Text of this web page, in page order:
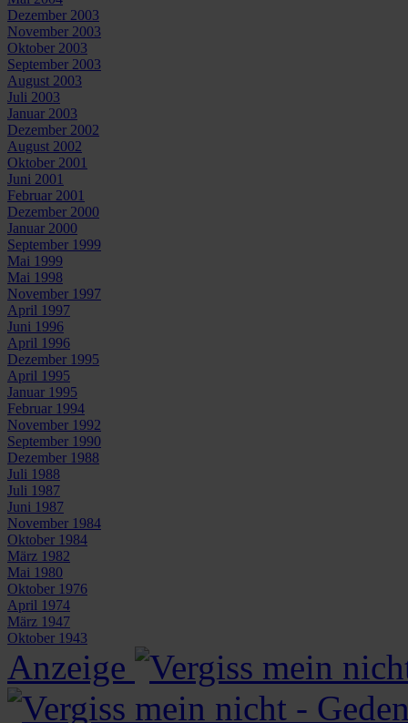
Dezember 2003
November 2003
Oktober 2003
September 2003
August 2003
Juli 2003
Januar 2003
Dezember 2002
August 2002
Oktober 2001
Juni 2001
Februar 2001
Dezember 2000
Januar 2000
September 1999
Mai 1999
Mai 1998
November 1997
April 1997
Juni 1996
April 1996
Dezember 1995
April 1995
Januar 1995
Februar 1994
November 1992
September 1990
Dezember 1988
Juli 1988
Juli 1987
Juni 1987
November 1984
Oktober 1984
März 1982
Mai 1980
Oktober 1976
April 1974
März 1947
Oktober 1943
Anzeige